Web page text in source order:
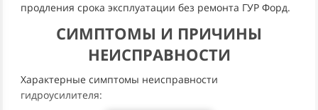
продления срока эксплуатации без ремонта ГУР Форд.
СИМПТОМЫ И ПРИЧИНЫ
НЕИСПРАВНОСТИ
Характерные симптомы неисправности
гидроусилителя: